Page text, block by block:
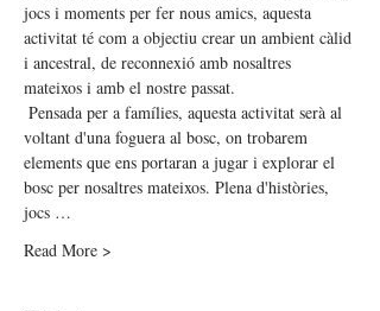
jocs i moments per fer nous amics, aquesta
activitat té com a objectiu crear un ambient càlid
i ancestral, de reconnexió amb nosaltres
mateixos i amb el nostre passat.
voltant d'una foguera al bosc, on trobarem
elements que ens portaran a jugar i explorar el
bosc per nosaltres mateixos. Plena d'històries,
jocs …
Read More >